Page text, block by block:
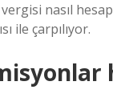
nasıl
ile çarpılıyor.